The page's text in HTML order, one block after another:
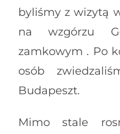
byliśmy z wizytą
na wzgórzu
zamkowym . Po
osób
Budapeszt.
Mimo stale